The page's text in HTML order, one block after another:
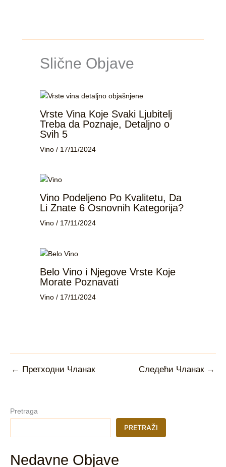
Slične Objave
Vrste Vina Koje Svaki Ljubitelj
Treba da Poznaje, Detaljno o
Svih 5
Vino / 17/11/2024
Vino Podeljeno Po Kvalitetu, Da
Li Znate 6 Osnovnih Kategorija?
Vino / 17/11/2024
Belo Vino i Njegove Vrste Koje
Morate Poznavati
Vino / 17/11/2024
← Претходни Чланак Следећи Чланак →
Pretraga
PRETRAŽI
Nedavne Objave